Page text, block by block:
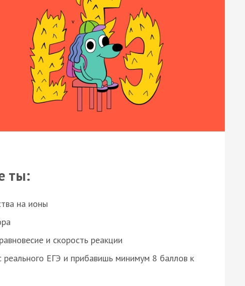
ты:
на ионы
и скорость реакции
ЕГЭ и прибавишь минимум 8 баллов к